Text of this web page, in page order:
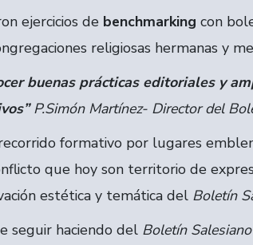
ejercicios de benchmarking con
religiosas hermanas y
buenas prácticas editoriales y
P.Simón Martínez- Director del
formativo por lugares
que hoy son territorio de
estética y temática del Boletín
seguir haciendo del Boletín Salesiano